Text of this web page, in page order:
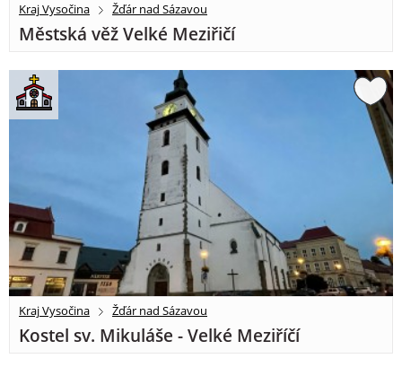
Kraj Vysočina Žďár nad Sázavou
Městská věž Velké Meziřičí
Kraj Vysočina Žďár nad Sázavou
Kostel sv. Mikuláše - Velké Meziříčí